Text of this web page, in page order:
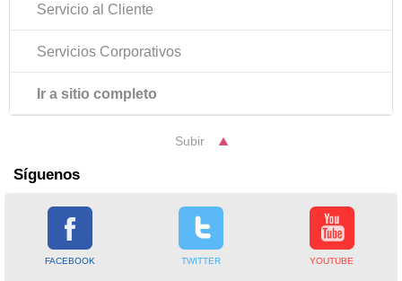
Servicio al Cliente
Servicios Corporativos
Ir a sitio completo
Subir
Síguenos
FACEBOOK TWITTER YOUTUBE